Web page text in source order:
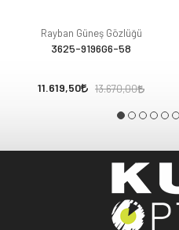
Rayban Güneş Gözlüğü
3625-9196G6-58
11.619,50 13.670,00